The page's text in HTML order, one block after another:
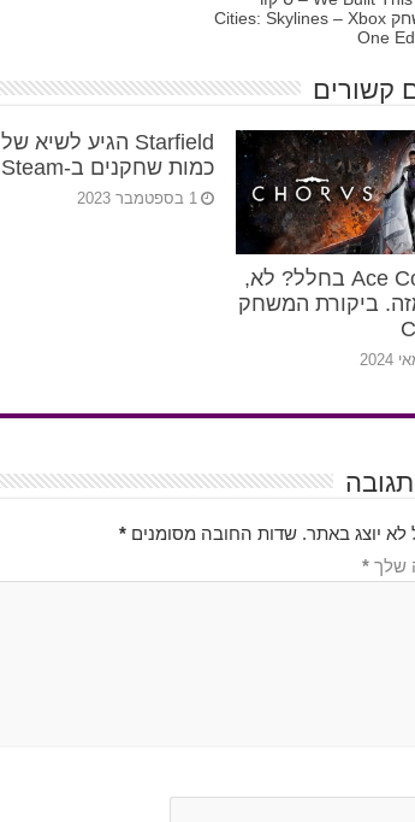
המשחק Cities: Skylines – Xbox
One
קשורים
Ace Combat בחלל? לא,
ביקורת המשחק
Starfield הגיע לשיא של
כמות שחקנים ב-Steam
1 בספטמבר 2023
לא יוצג באתר. שדות החובה מסומנים*
שלך*